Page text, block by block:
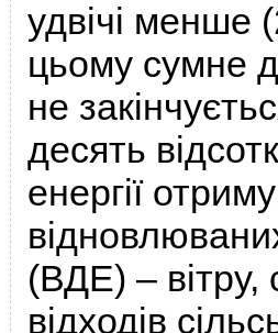
удвічі менше
цьому сумне
не
десять
енергії
(ВДЕ) –
відходів